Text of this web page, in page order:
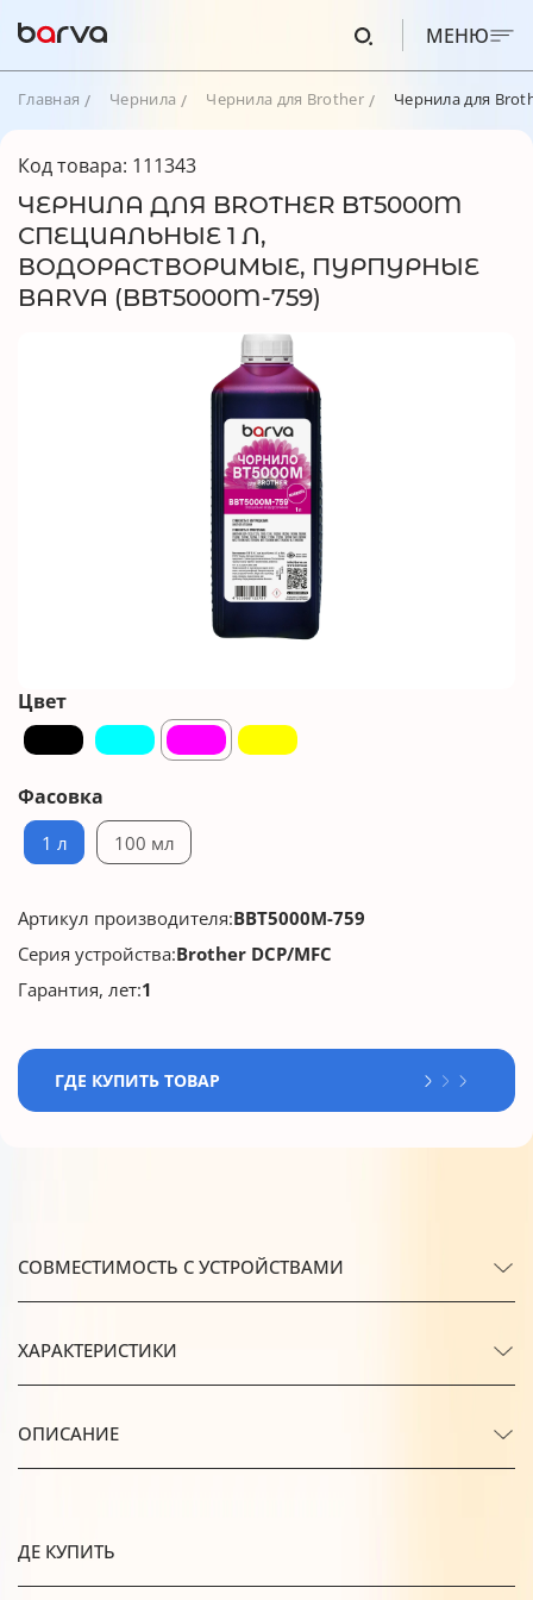
МЕНЮ
Главная Чернила Чернила для Brother Чернила для
Код товара: 111343
ЧЕРНИЛА ДЛЯ BROTHER BT5000M
СПЕЦИАЛЬНЫЕ 1 Л,
ВОДОРАСТВОРИМЫЕ, ПУРПУРНЫЕ
BARVA (BBT5000M-759)
Цвет
Фасовка
1 л 100 мл
Артикул производителя:BBT5000M-759
Серия устройства:Brother DCP/MFC
Гарантия, лет:1
ГДЕ КУПИТЬ ТОВАР
СОВМЕСТИМОСТЬ С УСТРОЙСТВАМИ
ХАРАКТЕРИСТИКИ
ОПИСАНИЕ
ДЕ КУПИТЬ